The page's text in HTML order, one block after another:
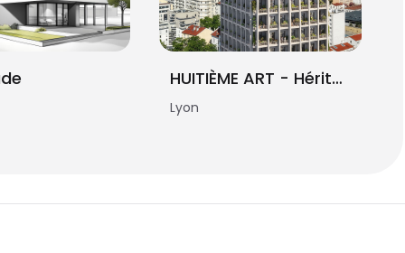
HUITIÈME ART - Héritage
Lyon